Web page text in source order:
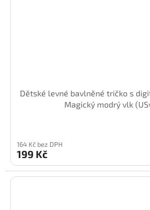
Dětské levné bavlněné tričko s
Magický modrý vlk
164 Kč bez DPH
199 Kč